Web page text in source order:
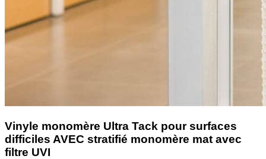
Vinyle monomère Ultra Tack pour surfaces
difficiles AVEC stratifié monomère mat avec
filtre UVI